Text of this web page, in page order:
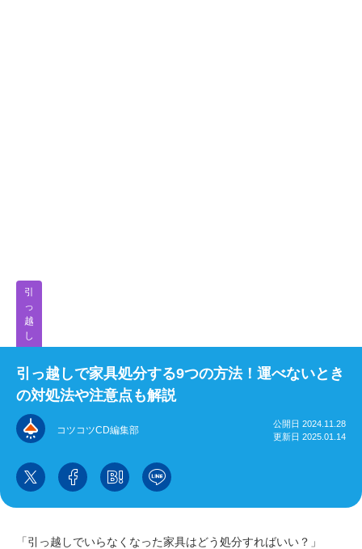
引
っ
越
し
引っ越しで家具処分する9つの方法！運べないとき
の対処法や注意点も解説
コツコツCD編集部
公開日 2024.11.28
更新日 2025.01.14
「引っ越しでいらなくなった家具はどう処分すればいい？」